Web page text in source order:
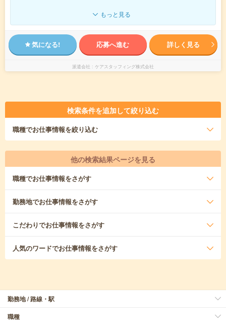
もっと見る
気になる! 応募へ進む 詳しく見る
派遣会社 ケアスタッフィング株式会社
検索条件を追加して絞り込む
職種でお仕事情報を絞り込む
他の検索結果ページを見る
職種でお仕事情報をさがす
勤務地でお仕事情報をさがす
こだわりでお仕事情報をさがす
人気のワードでお仕事情報をさがす
勤務地 / 路線・駅
職種